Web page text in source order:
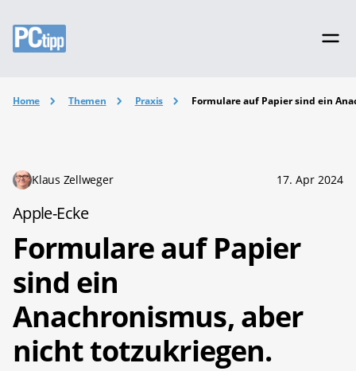
Home Themen Praxis Formulare auf Papier sind ein
Klaus Zellweger 17. Apr 2024
Apple-Ecke
Formulare auf Papier
sind ein
Anachronismus, aber
nicht totzukriegen.